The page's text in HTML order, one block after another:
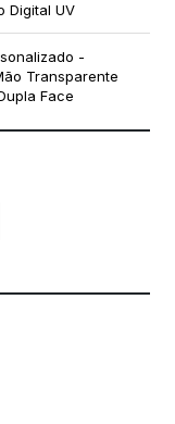
Digital UV
-
Transparente
Face
nossos gabaritos